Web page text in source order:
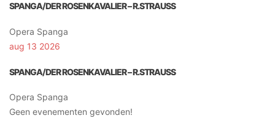
SPANGA/DER ROSENKAVALIER – R.STRAUSS
Opera Spanga
aug 13 2026
SPANGA/DER ROSENKAVALIER – R.STRAUSS
Opera Spanga
Geen evenementen gevonden!